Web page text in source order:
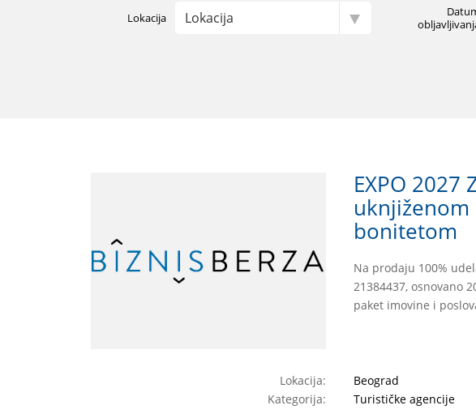
Lokacija
EXPO 2027
uknjiženom
bonitetom
Na prodaju 100%
21384437, osnovano
paket imovine i
Lokacija:
Beograd
Kategorija:
Turističke agencije